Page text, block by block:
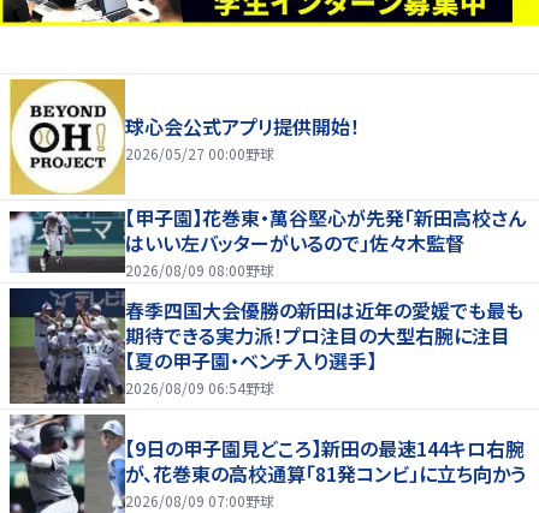
球心会公式アプリ提供開始！
2026/05/27 00:00野球
【甲子園】花巻東・萬谷堅心が先発「新田高校さん
はいい左バッターがいるので」佐々木監督
2026/08/09 08:00野球
春季四国大会優勝の新田は近年の愛媛でも最も
期待できる実力派！プロ注目の大型右腕に注目
【夏の甲子園・ベンチ入り選手】
2026/08/09 06:54野球
【9日の甲子園見どころ】新田の最速144キロ右腕
が、花巻東の高校通算「81発コンビ」に立ち向かう
2026/08/09 07:00野球